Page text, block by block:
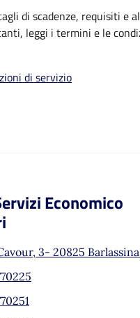
di scadenze, requisiti e
leggi i termini e le
di servizio
Economico
3- 20825